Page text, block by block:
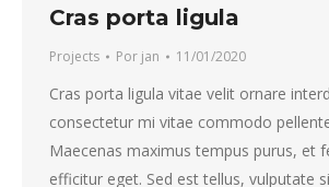
Cras porta ligula
Projects Por jan 11/01/2020
Cras porta ligula vitae velit ornare
consectetur mi vitae commodo
Maecenas maximus tempus purus, et
efficitur eget. Sed est tellus, vulputate